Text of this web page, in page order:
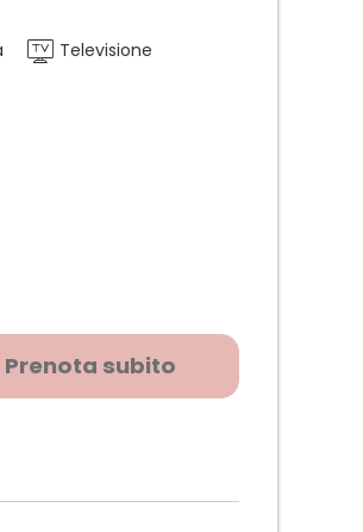
Televisione
per trucco
Prenota subito